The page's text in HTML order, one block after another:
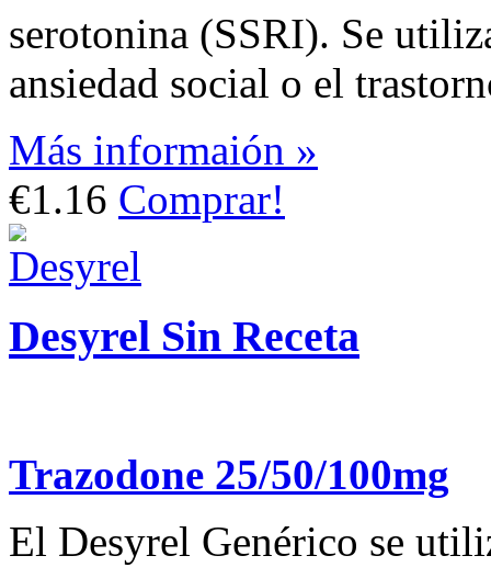
serotonina (SSRI). Se
ansiedad social o el
Más informaión »
€1.16 Comprar!
Desyrel Sin Receta
Trazodone 25/50/100mg
El Desyrel Genérico se